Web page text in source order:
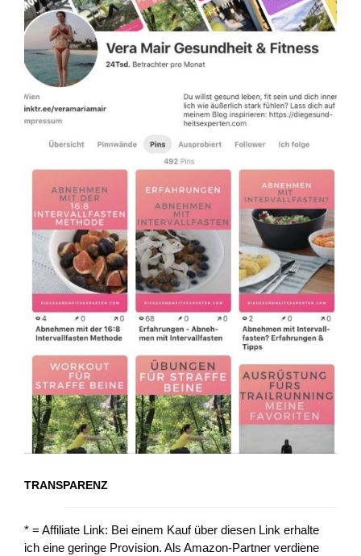
TRANSPARENZ
* = Affiliate Link: Bei einem Kauf über diesen Link erhalte
ich eine geringe Provision. Als Amazon-Partner verdiene